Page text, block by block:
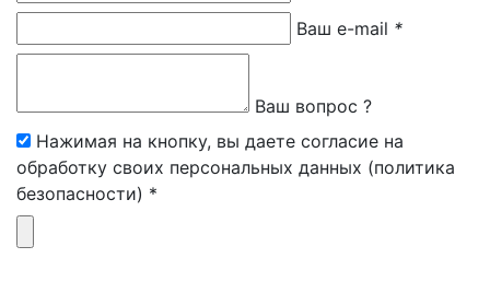
Ваш e-mail *
Ваш вопрос ?
Нажимая на кнопку, вы даете согласие на
обработку своих персональных данных (политика
безопасности) *